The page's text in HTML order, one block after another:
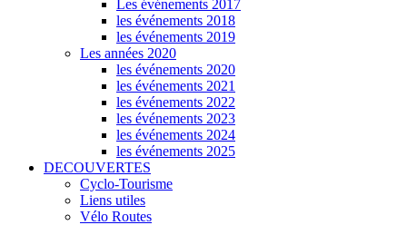
Les événements 2017
les événements 2018
les événements 2019
Les années 2020
les événements 2020
les événements 2021
les événements 2022
les événements 2023
les événements 2024
les événements 2025
DECOUVERTES
Cyclo-Tourisme
Liens utiles
Vélo Routes